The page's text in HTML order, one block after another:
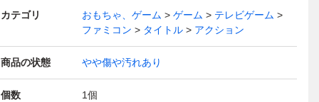
カテゴリ おもちゃ、ゲーム ゲーム
テレビゲーム
ファミコン
タイトル アクション
商品の状態 やや傷や汚れあり
個数 1個